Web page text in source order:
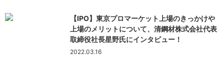
【IPO】東京プロマーケット上場のきっかけや
上場のメリットについて、清鋼材株式会社代表
取締役社長星野氏にインタビュー！
2022.03.16